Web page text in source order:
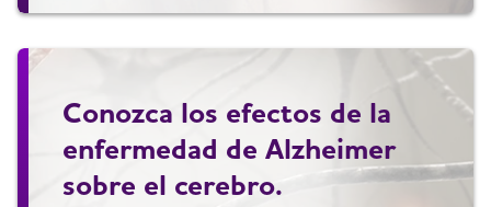
Conozca los efectos de la
enfermedad de Alzheimer
sobre el cerebro.